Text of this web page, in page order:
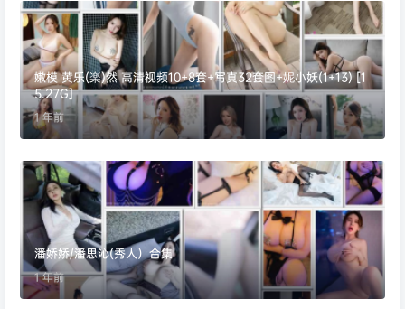
嫩模 黄乐(楽)然 高清视频10+8套+写真32套图+妮小妖(1+13) [1
5.27G]
1 年前
潘娇娇/潘思沁(秀人）合集
1 年前